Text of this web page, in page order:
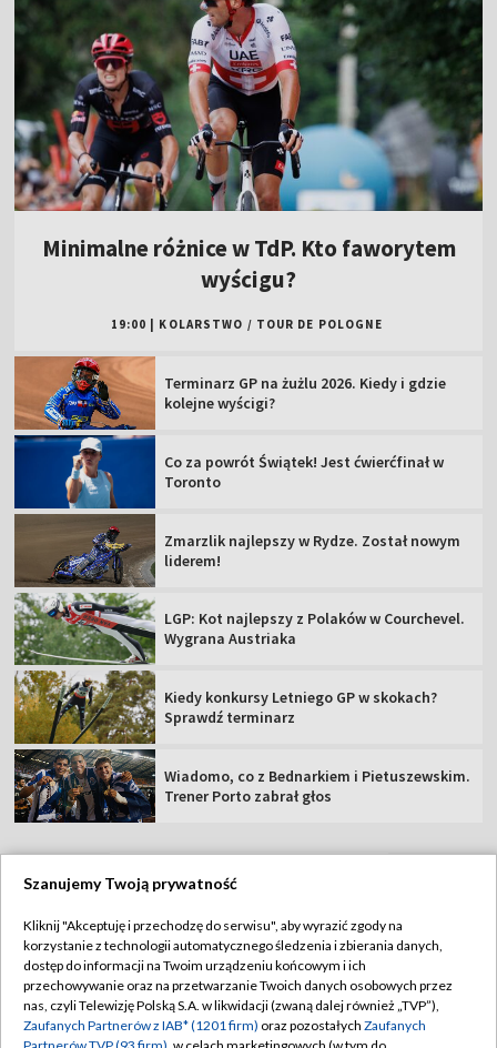
Minimalne różnice w TdP. Kto faworytem
wyścigu?
19:00 KOLARSTWO / TOUR DE POLOGNE
Terminarz GP na żużlu 2026. Kiedy i gdzie
kolejne wyścigi?
Co za powrót Świątek! Jest ćwierćfinał w
Toronto
Zmarzlik najlepszy w Rydze. Został nowym
liderem!
LGP: Kot najlepszy z Polaków w Courchevel.
Wygrana Austriaka
Kiedy konkursy Letniego GP w skokach?
Sprawdź terminarz
Wiadomo, co z Bednarkiem i Pietuszewskim.
Trener Porto zabrał głos
Abonament TVP
Sklep TVP
Biuro Reklamy
Regulamin TVP
Polityka prywatności
Moje zgody
Szanujemy Twoją prywatność
Kliknij "Akceptuję i przechodzę do serwisu", aby wyrazić zgody na
korzystanie z technologii automatycznego śledzenia i zbierania danych,
dostęp do informacji na Twoim urządzeniu końcowym i ich
przechowywanie oraz na przetwarzanie Twoich danych osobowych przez
nas, czyli Telewizję Polską S.A. w likwidacji (zwaną dalej również „TVP”),
Zaufanych Partnerów z IAB* (1201 firm) oraz pozostałych Zaufanych